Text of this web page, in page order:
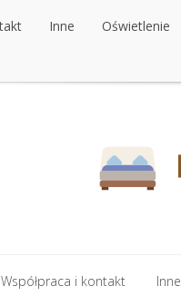
Inne
Inne
Oświetlenie
Oświetlenie
Współpraca i kontakt Inne